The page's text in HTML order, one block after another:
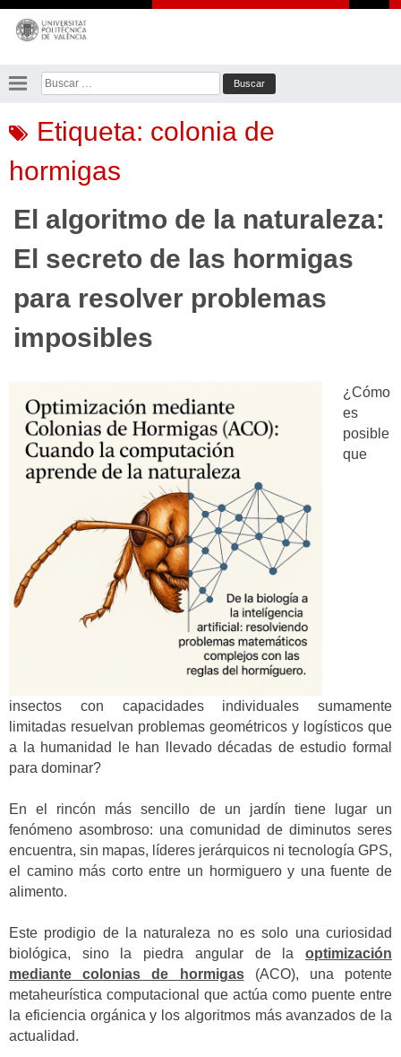
Saltar
contenido
Buscar:
Etiqueta: colonia de
hormigas
El algoritmo de la naturaleza:
El secreto de las hormigas
para resolver problemas
imposibles
¿Cómo
es
posible
que
insectos con capacidades individuales sumamente
limitadas resuelvan problemas geométricos y logísticos que
a la humanidad le han llevado décadas de estudio formal
para dominar?
En el rincón más sencillo de un jardín tiene lugar un
fenómeno asombroso: una comunidad de diminutos seres
encuentra, sin mapas, líderes jerárquicos ni tecnología GPS,
el camino más corto entre un hormiguero y una fuente de
alimento.
Este prodigio de la naturaleza no es solo una curiosidad
biológica, sino la piedra angular de la optimización
mediante colonias de hormigas(ACO), una potente
metaheurística computacional que actúa como puente entre
la eficiencia orgánica y los algoritmos más avanzados de la
actualidad.